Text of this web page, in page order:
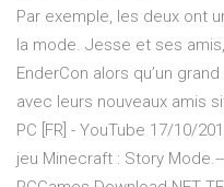
Par exemple, les deux ont
la mode. Jesse et ses
EnderCon alors qu’un
avec leurs nouveaux amis
PC [FR] - YouTube 17/10/
jeu Minecraft : Story